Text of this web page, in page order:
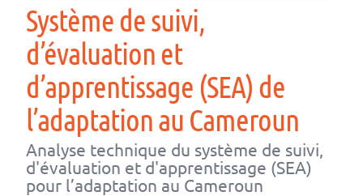
Système de suivi,
d’évaluation et
d’apprentissage (SEA) de
l’adaptation au Cameroun
Analyse technique du système de suivi,
d'évaluation et d'apprentissage (SEA)
pour l’adaptation au Cameroun